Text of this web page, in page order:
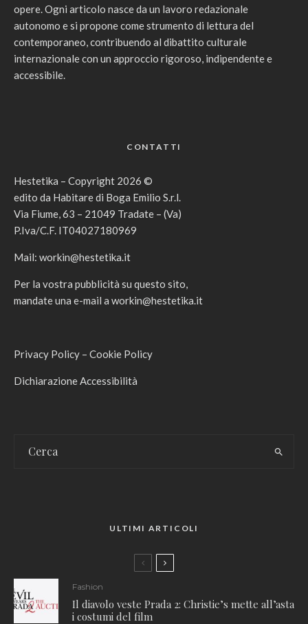
opere. Ogni articolo nasce da un lavoro redazionale
autonomo e si propone come strumento di lettura del
contemporaneo, contribuendo al dibattito culturale
internazionale con un approccio rigoroso, indipendente e
accessibile.
CONTATTI
Hestetika – Copyright 2026 ©
edito da Habitare di Boga Emilio S.r.l.
Via Fiume, 63 – 21049 Tradate – (Va)
P.Iva/C.F. IT04027180969
Mail: workin@hestetika.it
Per la vostra pubblicità su questo sito,
mandate una e-mail a workin@hestetika.it
Privacy Policy – Cookie Policy
Dichiarazione Accessibilità
ULTIMI ARTICOLI
Fashion
Il diavolo veste Prada 2: Christie’s mette all’asta
i costumi del film